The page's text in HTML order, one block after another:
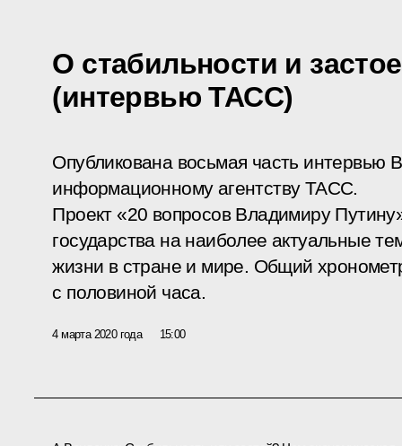
О стабильности и
(интервью ТАСС)
Опубликована восьмая часть интервью
информационному агентству ТАСС.
Проект «20 вопросов Владимиру
государства на наиболее актуальные
жизни в стране и мире. Общий
с половиной часа.
4 марта 2020 года 15:00